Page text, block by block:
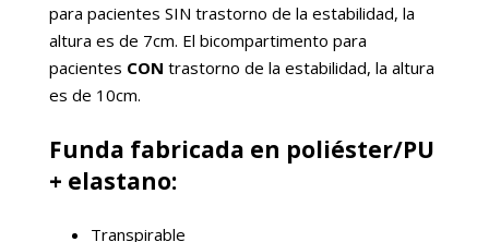
para pacientes SIN trastorno de la estabilidad, la
altura es de 7cm. El bicompartimento para
pacientes CON trastorno de la estabilidad, la altura
es de 10cm.
Funda fabricada en poliéster/PU
+ elastano:
Transpirable